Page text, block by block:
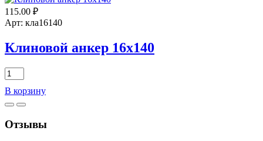
8х50
115.00 ₽
Арт: кла16140
Клиновой анкер 16х140
Количество
товара
Клиновой
анкер
В корзину
Отзывы